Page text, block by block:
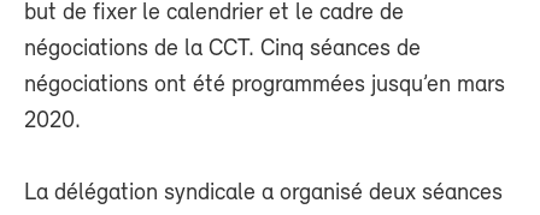
but de fixer le calendrier et le cadre de
négociations de la CCT. Cinq séances de
négociations ont été programmées jusqu’en mars
2020.
La délégation syndicale a organisé deux séances